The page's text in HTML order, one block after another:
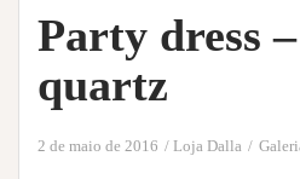
Party dress
quartz
2 de maio de 2016 Loja Dalla